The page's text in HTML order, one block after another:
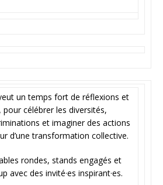
un temps fort de réflexions et
célébrer les diversités,
et imaginer des actions
d’une transformation collective.
rondes, stands engagés et
avec des invité·es inspirant·es.